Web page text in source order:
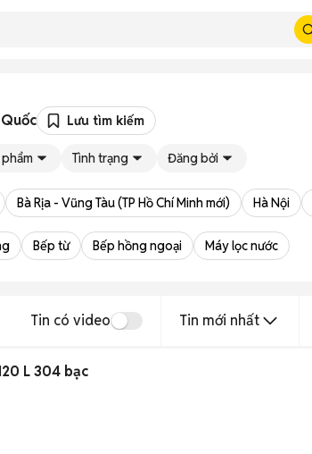
Lưu tìm kiếm
Tình trạng Đăng bởi
Bà Rịa - Vũng Tàu (TP Hồ Chí Minh mới) Hà Nội
Bếp từ Bếp hồng ngoại Máy lọc nước
Tin có video Tin mới nhất
L 304 bạc